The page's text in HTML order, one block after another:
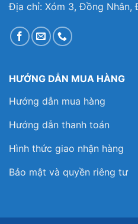
Địa chỉ: Xóm 3, Đồng Nhân,
HƯỚNG DẪN MUA HÀNG
Hướng dẫn mua hàng
Hướng dẫn thanh toán
Hình thức giao nhận hàng
Bảo mật và quyền riêng tư